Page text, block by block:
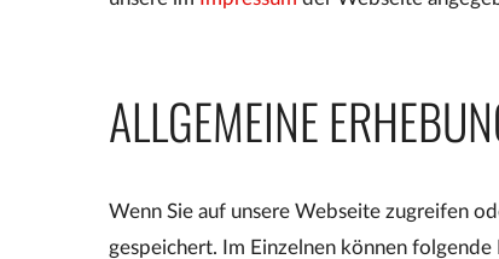
ALLGEMEINE
Wenn Sie auf unsere Webseite zugreifen
gespeichert. Im Einzelnen können